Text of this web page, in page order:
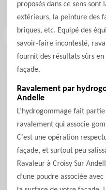
proposés dans ce sens
extérieurs, la peinture des
briques, etc. Equipé des
savoir-faire incontesté,
fournit des résultats sûrs
façade.
Ravalement par
Andelle
L’hydrogommage fait
ravalement qui associe
C’est une opération
façade, et surtout peu
Ravaleur à Croisy Sur
d’une poudre associée